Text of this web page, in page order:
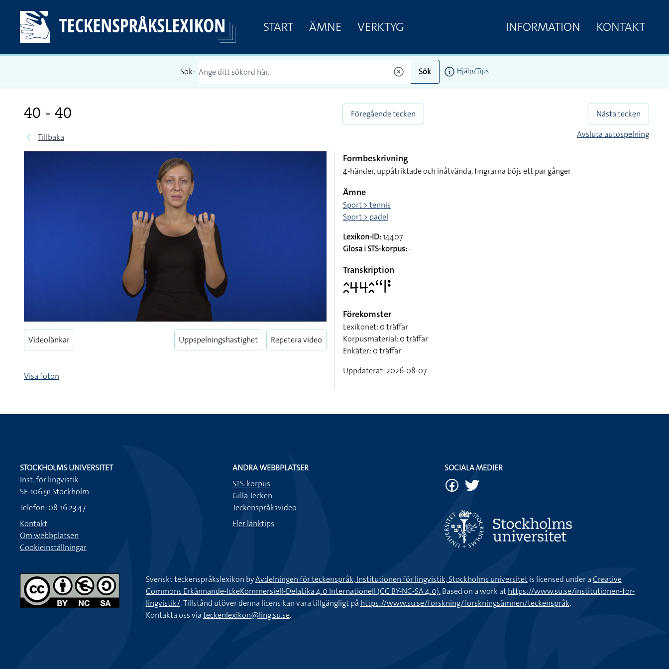
START ÄMNE VERKTYG INFORMATION KONTAKT
Sök: Sök Hjälp/Tips
40 - 40
Tillbaka
Föregående tecken
Nästa tecken
Avsluta autospelning
Videolänkar Uppspelningshastighet Repetera video
Visa foton
Formbeskrivning
4-händer, uppåtriktade och inåtvända, fingrarna böjs ett par gånger
Ämne
Sport > tennis
Sport > padel
Lexikon-ID:14407
Glosa i STS-korpus:-
Transkription
􌤵􌥘􌦪􌦪􌤵􌥘􌦨􌥼􌥻
Förekomster
Lexikonet: 0 träffar
Korpusmaterial: 0 träffar
Enkäter: 0 träffar
Uppdaterat: 2026-08-07
STOCKHOLMS UNIVERSITET
Inst. för lingvistik
SE-106 91 Stockholm
Telefon: 08-16 23 47
Kontakt
Om webbplatsen
Cookieinställningar
ANDRA WEBBPLATSER
STS-korpus
Gilla Tecken
Teckenspråksvideo
Fler länktips
SOCIALA MEDIER
Svenskt teckenspråkslexikon byAvdelningen för teckenspråk, Institutionen för lingvistik, Stockholms universitetis licensed under aCreative
Commons Erkännande-IckeKommersiell-DelaLika 4.0 Internationell (CC BY-NC-SA 4.0).Based on a work athttps://www.su.se/institutionen-for-
lingvistik/. Tillstånd utöver denna licens kan vara tillgängligt på https://www.su.se/forskning/forskningsämnen/teckenspråk.
Kontakta oss viateckenlexikon@ling.su.se.